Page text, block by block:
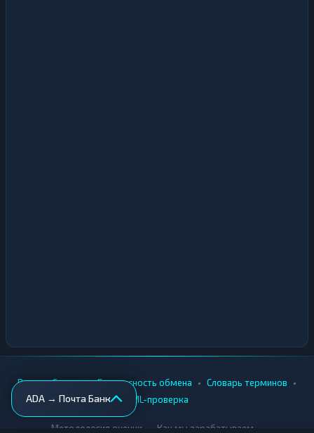
ADA → Почта Банк
Вики • Города • Безопасность обмена • Словарь терминов •
AML-проверка
Методология оценки Как мы зарабатываем